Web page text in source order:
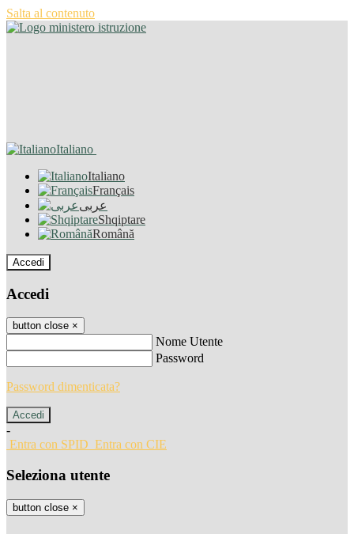
Salta al contenuto
Italiano
Italiano
Français
عربى
Shqiptare
Română
Accedi
Accedi
button close ×
Nome Utente
Password
Password dimenticata?
-
Entra con SPID Entra con CIE
Seleziona utente
button close ×